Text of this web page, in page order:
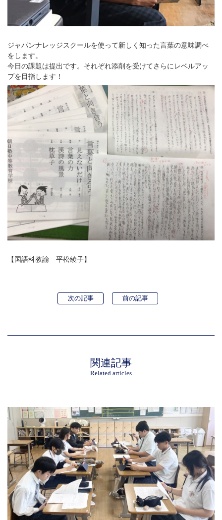
ジャパンナレッジスクールを使って新しく知った言葉の意味調べ
をします。
今日の課題は提出です。それぞれ添削を受けてさらにレベルアッ
プを目指します！
【国語科教諭 平松綾子】
次の記事 前の記事
関連記事
Related articles